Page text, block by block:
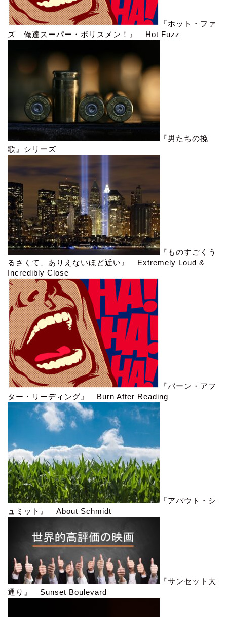
『ホット・ファ
ズ 俺達スーパー・ポリスメン！』 Hot Fuzz
『男たちの挽
歌』シリーズ
『ものすごくう
るさくて、ありえないほど近い』 Extremely Loud &
Incredibly Close
『バーン・アフ
ター・リーディング』 Burn After Reading
『アバウト・シ
ュミット』 About Schmidt
『サンセット大
通り』 Sunset Boulevard